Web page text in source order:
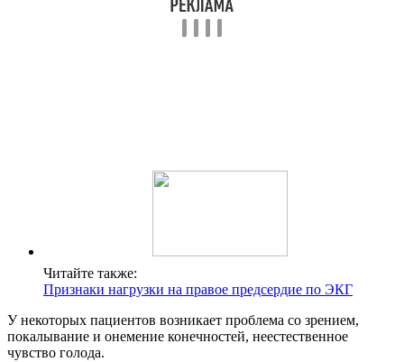
Читайте также:
Признаки нагрузки на правое предсердие по ЭКГ
У некоторых пациентов возникает проблема со зрением,
покалывание и онемение конечностей, неестественное
чувство голода.